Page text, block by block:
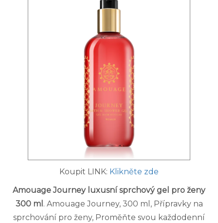
Koupit LINK: Klikněte zde
Amouage Journey luxusní sprchový gel pro ženy
300 ml . Amouage Journey, 300 ml, Přípravky na
sprchování pro ženy, Proměňte svou každodenní